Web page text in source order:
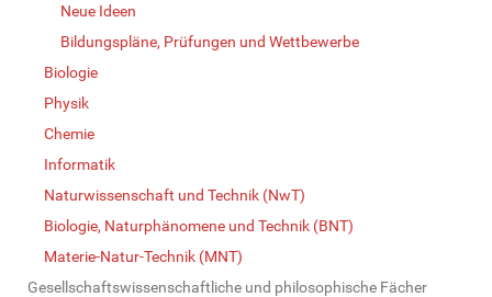
Neue Ideen
Bildungspläne, Prüfungen und Wettbewerbe
Biologie
Physik
Chemie
Informatik
Naturwissenschaft und Technik (NwT)
Biologie, Naturphänomene und Technik (BNT)
Materie-Natur-Technik (MNT)
Gesellschaftswissenschaftliche und philosophische Fächer